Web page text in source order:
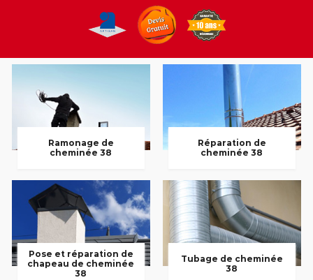
Ramonage de
cheminée 38
Réparation de
cheminée 38
Pose et réparation de
chapeau de cheminée
38
Tubage de cheminée
38